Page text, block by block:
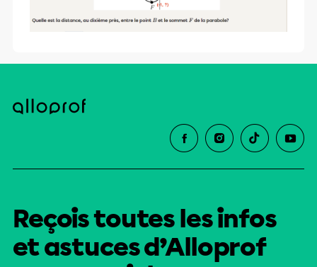
Reçois toutes les infos
et astuces d’Alloprof